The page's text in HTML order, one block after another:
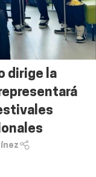
dirige la